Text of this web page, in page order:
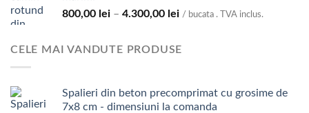
la
800,00 lei – 4.300,00 leiInterval
800,00 lei
4.300,00 lei
/ bucata . TVA inclus.
CELE MAI VANDUTE PRODUSE
Spalieri din beton precomprimat cu grosime de
7x8 cm - dimensiuni la comanda